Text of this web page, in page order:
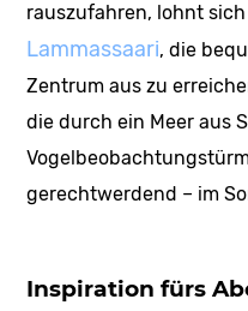
rauszufahren, lohnt
Lammassaari, die
Zentrum aus zu
die durch ein Meer aus
gerechtwerdend – im
Inspiration fürs